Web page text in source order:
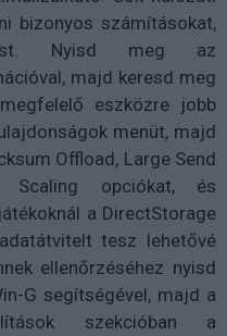
bizonyos számításokat,
Nyisd meg az
majd keresd meg
eszközre jobb
menüt, majd
Offload, Large Send
opciókat, és
a DirectStorage
tesz lehetővé
ellenőrzéséhez nyisd
G segítségével, majd a
szekcióban a